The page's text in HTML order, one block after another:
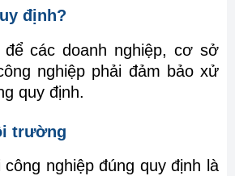
định?
các doanh nghiệp, cơ sở
nghiệp phải đảm bảo xử
quy định.
trường
nghiệp đúng quy định là